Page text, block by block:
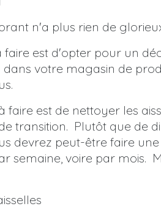
n'a plus rien de
faire est d'opter pour un
votre magasin de
faire est de nettoyer les
transition. Plutôt que de
devrez peut-être faire
semaine, voire par mois.